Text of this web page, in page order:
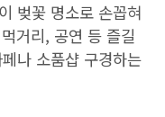
벚꽃 명소로 손꼽혀
거리, 공연 등 즐길
나 소품샵 구경하는